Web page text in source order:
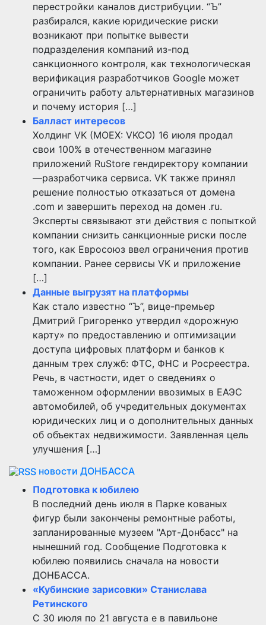
перестройки каналов дистрибуции. “Ъ”
разбирался, какие юридические риски
возникают при попытке вывести
подразделения компаний из-под
санкционного контроля, как технологическая
верификация разработчиков Google может
ограничить работу альтернативных магазинов
и почему история […]
Балласт интересов
Холдинг VK (MOEX: VKCO) 16 июля продал
свои 100% в отечественном магазине
приложений RuStore гендиректору компании
—разработчика сервиса. VK также принял
решение полностью отказаться от домена
.com и завершить переход на домен .ru.
Эксперты связывают эти действия с попыткой
компании снизить санкционные риски после
того, как Евросоюз ввел ограничения против
компании. Ранее сервисы VK и приложение
[…]
Данные выгрузят на платформы
Как стало известно “Ъ”, вице-премьер
Дмитрий Григоренко утвердил «дорожную
карту» по предоставлению и оптимизации
доступа цифровых платформ и банков к
данным трех служб: ФТС, ФНС и Росреестра.
Речь, в частности, идет о сведениях о
таможенном оформлении ввозимых в ЕАЭС
автомобилей, об учредительных документах
юридических лиц и о дополнительных данных
об объектах недвижимости. Заявленная цель
улучшения […]
новости ДОНБАССА
Подготовка к юбилею
В последний день июля в Парке кованых
фигур были закончены ремонтные работы,
запланированные музеем "Арт-Донбасс" на
нынешний год. Сообщение Подготовка к
юбилею появились сначала на новости
ДОНБАССА.
«Кубинские зарисовки» Станислава
Ретинского
С 30 июля по 21 августа е в павильоне